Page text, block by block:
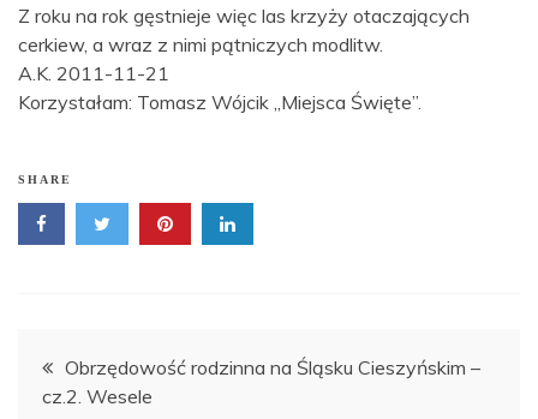
Z roku na rok gęstnieje więc las krzyży otaczających
cerkiew, a wraz z nimi pątniczych modlitw.
A.K. 2011-11-21
Korzystałam: Tomasz Wójcik „Miejsca Święte”.
SHARE
Nawigacja
Obrzędowość rodzinna na Śląsku Cieszyńskim –
cz.2. Wesele